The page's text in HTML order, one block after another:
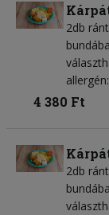
2db
4 380 Ft
2db